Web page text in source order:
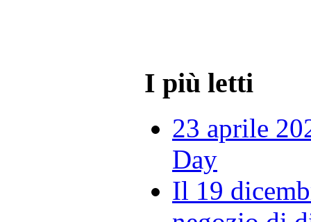
I più letti
23 aprile
Day
Il 19